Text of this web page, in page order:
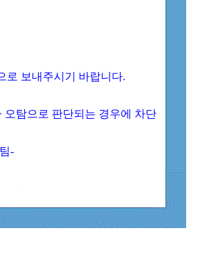
로 보내주시기 바랍니다.
오탐으로 판단되는 경우에 차단
-